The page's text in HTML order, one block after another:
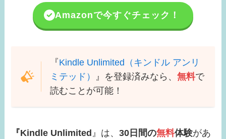
Amazonで今すぐチェック！
『Kindle Unlimited（キンドル アンリ
ミテッド）
』を登録済みなら、 無料で
読むことが可能！
『Kindle Unlimited 』は、30日間の無料体験があ